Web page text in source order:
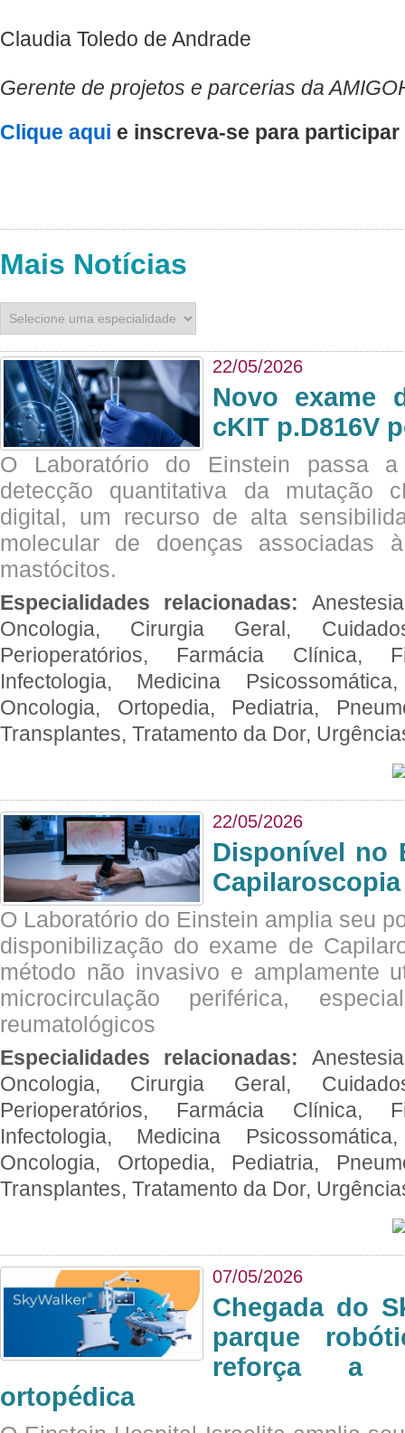
Claudia Toledo de Andrade
Gerente de projetos e parcerias da
Clique aqui​ e inscreva-se para
Mais Notícias
22/05/2026
Novo exame
cKIT p.D816V
O Laboratório do Einstein passa
detecção quantitativa da mutação
digital, um recurso de alta
molecular de doenças associadas
mastócitos.
Especialidades relacionadas:
Oncologia, Cirurgia Geral,
Perioperatórios, Farmácia Clínica,
Infectologia, Medicina
Oncologia, Ortopedia, Pediatria,
Transplantes, Tratamento da Dor,
22/05/2026
Disponível no
O Laboratório do Einstein amplia seu
disponibilização do exame de
método não invasivo e amplamente
microcirculação periférica,
reumatológicos
Especialidades relacionadas:
Oncologia, Cirurgia Geral,
Perioperatórios, Farmácia Clínica,
Infectologia, Medicina
Oncologia, Ortopedia, Pediatria,
Transplantes, Tratamento da Dor,
07/05/2026
Chegada do
parque
reforça a
ortopédica